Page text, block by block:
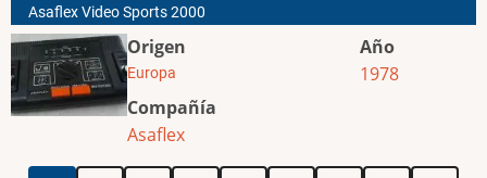
Asaflex Video Sports 2000
Origen
Europa
Compañía
Asaflex
Año
1978